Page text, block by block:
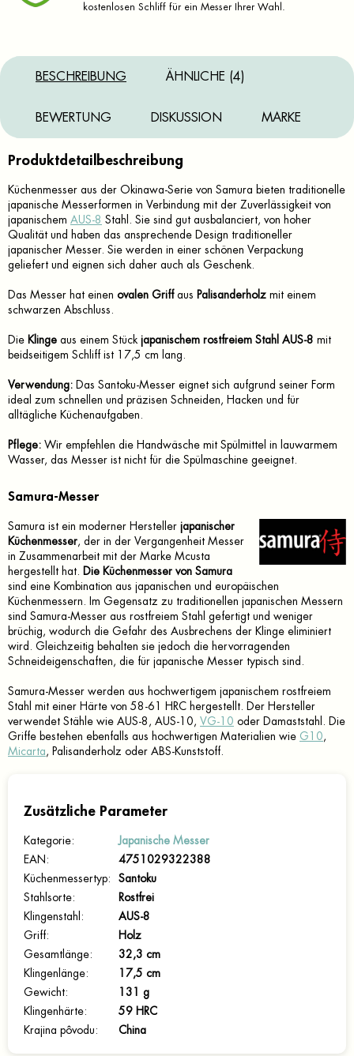
kostenlosen Schliff für ein Messer Ihrer Wahl.
BESCHREIBUNG ÄHNLICHE (4)
BEWERTUNG DISKUSSION MARKE
Produktdetailbeschreibung
Küchenmesser aus der Okinawa-Serie von Samura bieten traditionelle
japanische Messerformen in Verbindung mit der Zuverlässigkeit von
japanischem AUS-8 Stahl. Sie sind gut ausbalanciert, von hoher
Qualität und haben das ansprechende Design traditioneller
japanischer Messer. Sie werden in einer schönen Verpackung
geliefert und eignen sich daher auch als Geschenk.
Das Messer hat einen ovalen Griffaus Palisanderholz mit einem
schwarzen Abschluss.
Die Klinge aus einem Stück japanischem rostfreiem Stahl AUS-8 mit
beidseitigem Schliff ist 17,5 cm lang.
Verwendung: Das Santoku-Messer eignet sich aufgrund seiner Form
ideal zum schnellen und präzisen Schneiden, Hacken und für
alltägliche Küchenaufgaben.
Pflege: Wir empfehlen die Handwäsche mit Spülmittel in lauwarmem
Wasser, das Messer ist nicht für die Spülmaschine geeignet.
Samura-Messer
Samura ist ein moderner Hersteller japanischer
Küchenmesser, der in der Vergangenheit Messer
in Zusammenarbeit mit der Marke Mcusta
hergestellt hat.
Die Küchenmesser von Samura
sind eine Kombination aus japanischen und europäischen
Küchenmessern. Im Gegensatz zu traditionellen japanischen Messern
sind Samura-Messer aus rostfreiem Stahl gefertigt und weniger
brüchig, wodurch die Gefahr des Ausbrechens der Klinge eliminiert
wird. Gleichzeitig behalten sie jedoch die hervorragenden
Schneideigenschaften, die für japanische Messer typisch sind.
Samura-Messer werden aus hochwertigem japanischem rostfreiem
Stahl mit einer Härte von 58-61 HRC hergestellt. Der Hersteller
verwendet Stähle wie AUS-8, AUS-10, VG-10 oder Damaststahl. Die
Griffe bestehen ebenfalls aus hochwertigen Materialien wie G10 ,
Micarta , Palisanderholz oder ABS-Kunststoff.
Zusätzliche Parameter
Kategorie:
Japanische Messer
EAN :
4751029322388
Küchenmessertyp:
Santoku
Stahlsorte:
Rostfrei
Klingenstahl :
AUS-8
Griff:
Holz
Gesamtlänge:
32,3 cm
Klingenlänge:
17,5 cm
Gewicht:
131 g
Klingenhärte:
59 HRC
Krajina pôvodu : China